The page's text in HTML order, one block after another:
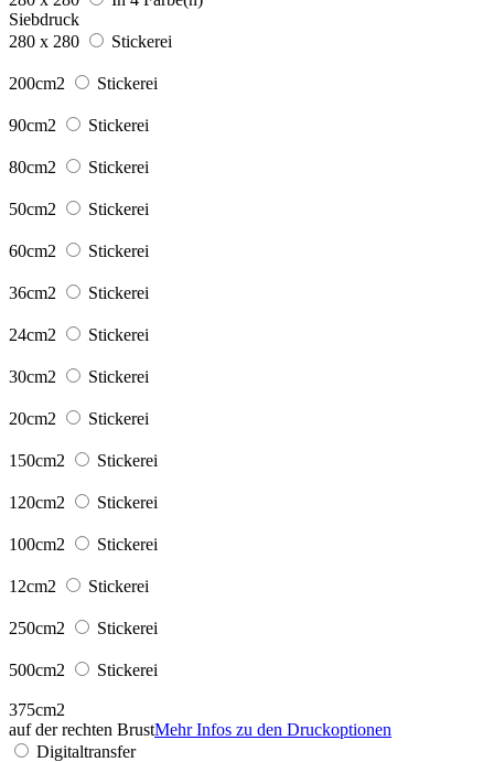
Siebdruck
280 x 280
Stickerei
200cm2 Stickerei
90cm2 Stickerei
80cm2 Stickerei
50cm2 Stickerei
60cm2 Stickerei
36cm2 Stickerei
24cm2 Stickerei
30cm2 Stickerei
20cm2 Stickerei
150cm2 Stickerei
120cm2 Stickerei
100cm2 Stickerei
12cm2 Stickerei
250cm2 Stickerei
500cm2 Stickerei
375cm2
auf der rechten BrustMehr Infos zu den Druckoptionen
Digitaltransfer